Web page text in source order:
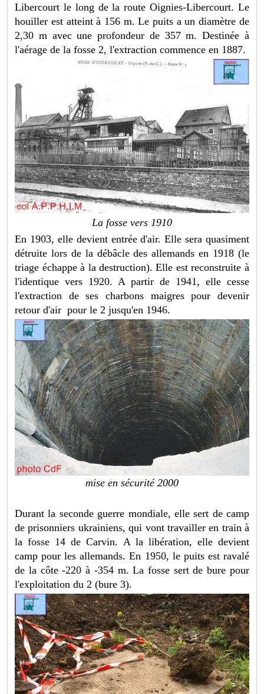
Libercourt le long de la route Oignies-Libercourt. Le
houiller est atteint à 156 m. Le puits a un diamètre de
2,30 m avec une profondeur de 357 m. Destinée à
l'aérage de la fosse 2, l'extraction commence en 1887.
La fosse vers 1910
En 1903, elle devient entrée d'air. Elle sera quasiment
détruite lors de la débâcle des allemands en 1918 (le
triage échappe à la destruction). Elle est reconstruite à
l'identique vers 1920. A partir de 1941, elle cesse
l'extraction de ses charbons maigres pour devenir
retour d'air pour le 2 jusqu'en 1946.
mise en sécurité 2000
Durant la seconde guerre mondiale, elle sert de camp
de prisonniers ukrainiens, qui vont travailler en train à
la fosse 14 de Carvin. A la libération, elle devient
camp pour les allemands. En 1950, le puits est ravalé
de la côte -220 à -354 m. La fosse sert de bure pour
l'exploitation du 2 (bure 3).